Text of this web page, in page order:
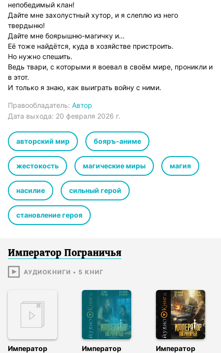
непобедимый клан!
Дайте мне захолустный хутор, и я слеплю из него
твердыню!
Дайте мне боярышню-магичку и…
Её тоже найдётся, куда в хозяйстве пристроить.
Но нужно спешить.
Ведь твари, с которыми я воевал в своём мире, проникли и
в этот.
И только я знаю, как выиграть войну с ними.
Правообладатель: Автор
Дата выхода: 20 февраля 2026 г.
авторский мир бояръ-аниме
жестокость магические миры магия
насилие сильный герой
становление героя
Император Пограничья
АУДИОКНИГИ • 5 КНИГ
Император
Император
Император